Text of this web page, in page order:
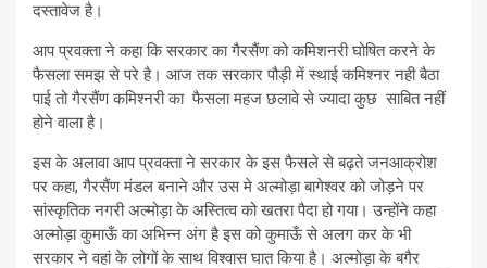
दस्तावेज है।
आप प्रवक्ता ने कहा कि सरकार का गैरसैंण को कमिशनरी घोषित करने के
फैसला समझ से परे है। आज तक सरकार पौड़ी में स्थाई कमिश्नर नही बैठा
पाई तो गैरसैंण कमिश्नरी का फैसला महज छलावे से ज्यादा कुछ साबित नहीं
होने वाला है।
इस के अलावा आप प्रवक्ता ने सरकार के इस फैसले से बढ़ते जनआक्रोश
पर कहा, गैरसैंण मंडल बनाने और उस मे अल्मोड़ा बागेश्वर को जोड़ने पर
सांस्कृतिक नगरी अल्मोड़ा के अस्तित्व को खतरा पैदा हो गया। उन्होंने कहा
अल्मोड़ा कुमाऊँ का अभिन्न अंग है इस को कुमाऊँ से अलग कर के भी
सरकार ने वहां के लोगों के साथ विश्वास घात किया है। अल्मोड़ा के बगैर